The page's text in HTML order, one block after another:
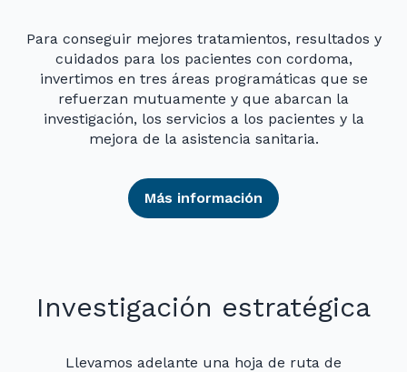
Para conseguir mejores tratamientos, resultados y
cuidados para los pacientes con cordoma,
invertimos en tres áreas programáticas que se
refuerzan mutuamente y que abarcan la
investigación, los servicios a los pacientes y la
mejora de la asistencia sanitaria.
Más información
Investigación estratégica
Llevamos adelante una hoja de ruta de